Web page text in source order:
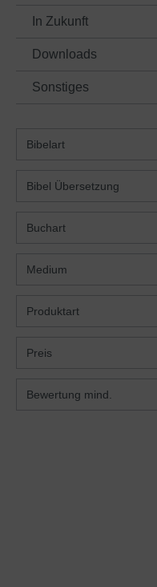
In Zukunft
Downloads
Sonstiges
Bibelart
Bibel Übersetzung
Buchart
Medium
Produktart
Preis
Bewertung mind.